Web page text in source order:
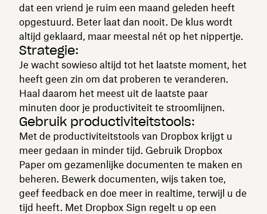
dat een vriend je ruim een maand geleden heeft
opgestuurd. Beter laat dan nooit. De klus wordt
altijd geklaard, maar meestal nét op het nippertje.
Strategie:
Je wacht sowieso altijd tot het laatste moment, het
heeft geen zin om dat proberen te veranderen.
Haal daarom het meest uit de laatste paar
minuten door je productiviteit te stroomlijnen.
Gebruik productiviteitstools:
Met de productiviteitstools van Dropbox krijgt u
meer gedaan in minder tijd. Gebruik Dropbox
Paper om gezamenlijke documenten te maken en
beheren. Bewerk documenten, wijs taken toe,
geef feedback en doe meer in realtime, terwijl u de
tijd heeft. Met Dropbox Sign regelt u op een